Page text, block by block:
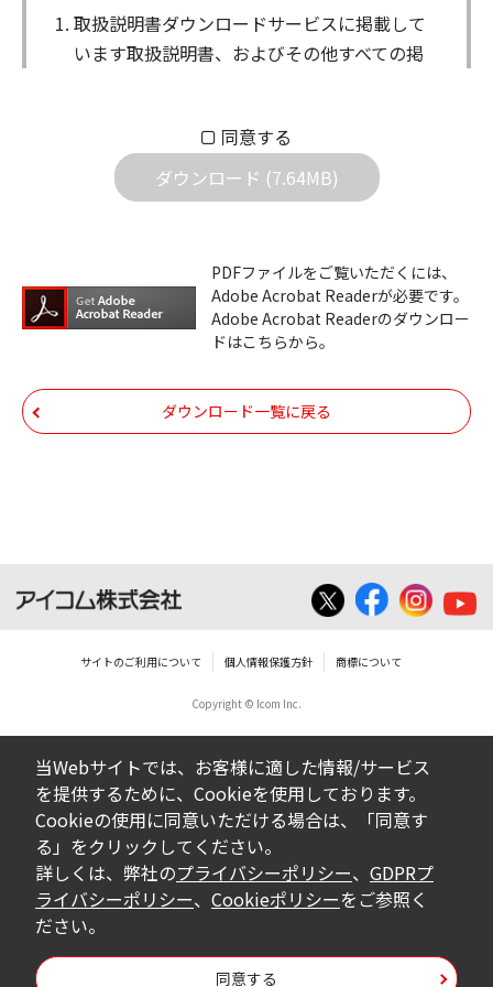
取扱説明書ダウンロードサービスに掲載して
います取扱説明書、およびその他すべての掲
属します。ダウンロードした取扱説明書は、
個人が本来の目的でご使用されることは可能
ですが、権利者の許諾を得ることなく、以下
ダウンロードした取扱説明書は、複製、賃
貸、改変、公衆送信、または公衆送信可能
化することはできません。
いは無償を問わず、第三者に譲渡あるいは
使用させる事ができません。
ダウンロードした取扱説明書等に使用され
の転用は一切出来ません。
ダウンロードした取扱説明書およびその他す
べての掲載物の変更は一切行わないでくださ
い。お客様による内容の変更により、何らか
の欠陥が生じたとしても、弊社では一切の保
証をいたしません。また、内容の変更の結
果、万一お客様に損害が生じたとしても、弊
社及び販売店等は一切の責任を負いません。
掲載の取扱説明書等は、製品発売当時の内容
になっております。内容において、法律、仕
同意する
ダウンロード (7.64MB)
PDFファイルをご覧いただくには、
Adobe Acrobat Readerが必要です。
Adobe Acrobat Readerのダウンロー
ドはこちらから。
ダウンロード一覧に戻る
サイトのご利用について 個人情報保護方針 商標について
Copyright © Icom Inc.
当Webサイトでは、お客様に適した情報/サービス
を提供するために、Cookieを使用しております。
Cookieの使用に同意いただける場合は、「同意す
る」をクリックしてください。
詳しくは、弊社のプライバシーポリシー、 GDPRプ
ライバシーポリシー、 Cookieポリシーをご参照く
ださい。
同意する